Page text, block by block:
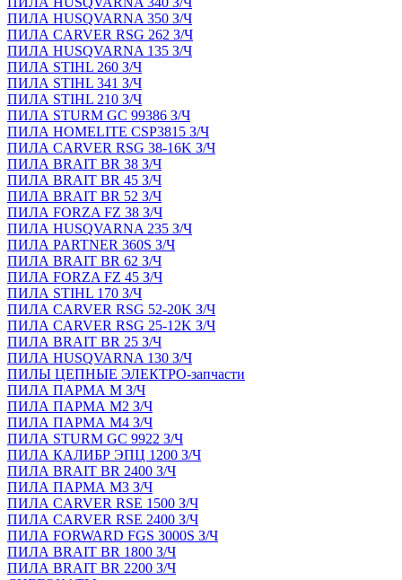
ПИЛА HUSQVARNA 350 З/Ч
ПИЛА CARVER RSG 262 З/Ч
ПИЛА HUSQVARNA 135 З/Ч
ПИЛА STIHL 260 З/Ч
ПИЛА STIHL 341 З/Ч
ПИЛА STIHL 210 З/Ч
ПИЛА STURM GC 99386 З/Ч
ПИЛА HOMELITE CSP3815 З/Ч
ПИЛА CARVER RSG 38-16K З/Ч
ПИЛА BRAIT BR 38 З/Ч
ПИЛА BRAIT BR 45 З/Ч
ПИЛА BRAIT BR 52 З/Ч
ПИЛА FORZA FZ 38 З/Ч
ПИЛА HUSQVARNA 235 З/Ч
ПИЛА PARTNER 360S З/Ч
ПИЛА BRAIT BR 62 З/Ч
ПИЛА FORZA FZ 45 З/Ч
ПИЛА STIHL 170 З/Ч
ПИЛА CARVER RSG 52-20K З/Ч
ПИЛА CARVER RSG 25-12K З/Ч
ПИЛА BRAIT BR 25 З/Ч
ПИЛА HUSQVARNA 130 З/Ч
ПИЛЫ ЦЕПНЫЕ ЭЛЕКТРО-запчасти
ПИЛА ПАРМА М З/Ч
ПИЛА ПАРМА М2 З/Ч
ПИЛА ПАРМА М4 З/Ч
ПИЛА STURM GC 9922 З/Ч
ПИЛА КАЛИБР ЭПЦ 1200 З/Ч
ПИЛА BRAIT BR 2400 З/Ч
ПИЛА ПАРМА М3 З/Ч
ПИЛА CARVER RSE 1500 З/Ч
ПИЛА CARVER RSE 2400 З/Ч
ПИЛА FORWARD FGS 3000S З/Ч
ПИЛА BRAIT BR 1800 З/Ч
ПИЛА BRAIT BR 2200 З/Ч